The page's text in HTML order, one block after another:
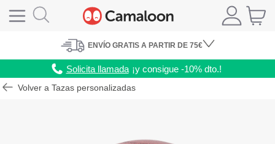
ENVÍO GRATIS A PARTIR DE 75€
Solicita llamada ¡y consigue -10% dto.!
Volver a Tazas personalizadas